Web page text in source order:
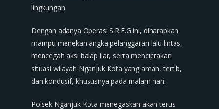
lingkungan.
Dengan adanya Operasi S.R.E.G ini, diharapkan
mampu menekan angka pelanggaran lalu lintas,
mencegah aksi balap liar, serta menciptakan
situasi wilayah Nganjuk Kota yang aman, tertib,
dan kondusif, khususnya pada malam hari.
Polsek Nganjuk Kota menegaskan akan terus